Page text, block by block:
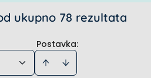
ukupno 78 rezultata
Postavka: